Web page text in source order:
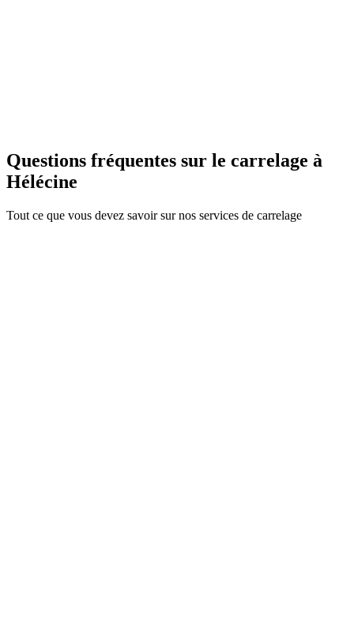
Questions fréquentes sur le carrelage à
Hélécine
Tout ce que vous devez savoir sur nos services de carrelage